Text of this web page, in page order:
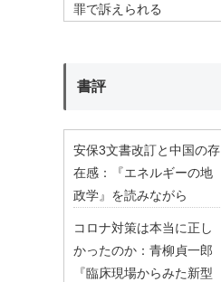
罪で訴えられる
書評
安保3文書改訂と中国の存
在感：『エネルギーの地
政学』を読みながら
コロナ対策は本当に正し
かったのか：青柳貞一郎
『臨床現場からみた新型